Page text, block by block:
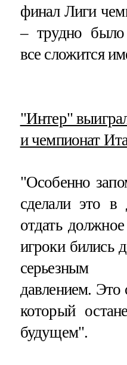
финал Лиги
– трудно было
все сложится
​"Интер"
и чемпионат
"Особенно
сделали это
отдать
игроки бились
серьезным
давлением. Это
который
будущем".